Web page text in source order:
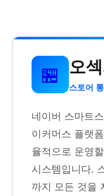
🏪 오
스토어
네이버 스마트
이커머스 플랫
율적으로 운영
시스템입니다.
까지 모든 것을